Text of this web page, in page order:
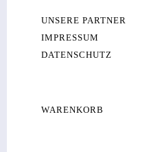
UNSERE PARTNER
IMPRESSUM
DATENSCHUTZ
WARENKORB